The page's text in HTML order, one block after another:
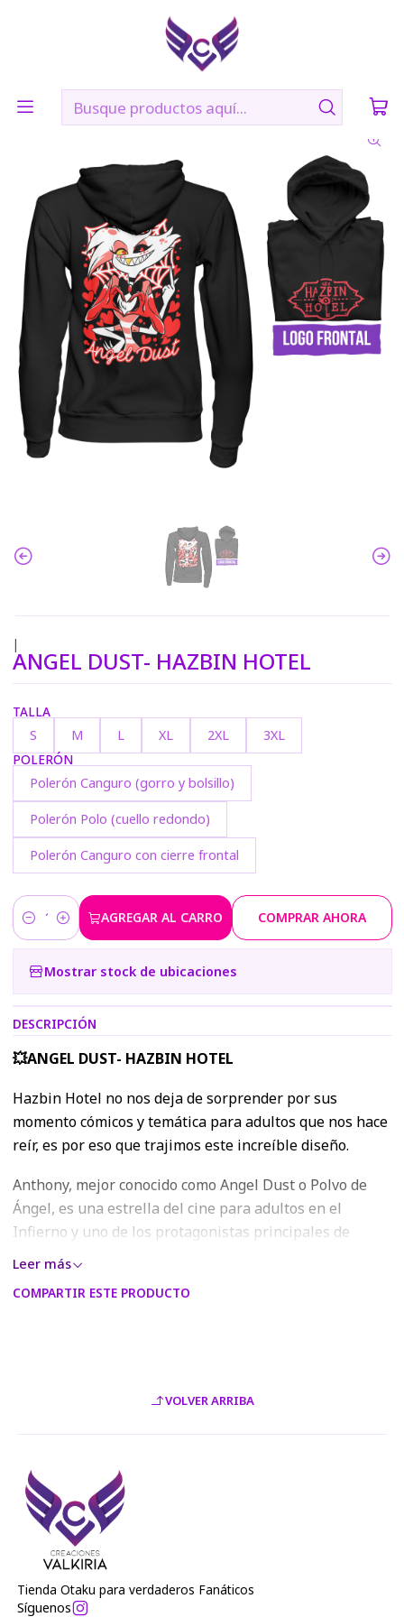
🛠️ Confección: 2 días hábiles | 🚚 Envíos vía Blue Express a
ANGEL DUST- HAZBIN HOTEL
|
ANGEL DUST- HAZBIN HOTEL
TALLA
S
M L XL 2XL
3XL
POLERÓN
Polerón Canguro (gorro y bolsillo)
Polerón Polo (cuello redondo)
Polerón Canguro con cierre frontal
Cantidad
AGREGAR AL CARRO COMPRAR AHORA
Mostrar stock de ubicaciones
DESCRIPCIÓN
💥ANGEL DUST- HAZBIN HOTEL
Hazbin Hotel no nos deja de sorprender por sus
momento cómicos y temática para adultos que nos hace
reír, es por eso que trajimos este increíble diseño.
Anthony, mejor conocido como Angel Dust o Polvo de
Ángel, es una estrella del cine para adultos en el
Infierno y uno de los protagonistas principales de
Hazbin Hotel, el primer pecador que el hotel busca
un hospedaje gratuito amenazan con poner en peligro
metalizado.
a los visualizados en la página web o modelo digital,
debido a la resolución RGB de las pantallas móviles y
monitores.
Leer más
COMPARTIR ESTE PRODUCTO
VOLVER ARRIBA
Tienda Otaku para verdaderos Fanáticos
Síguenos